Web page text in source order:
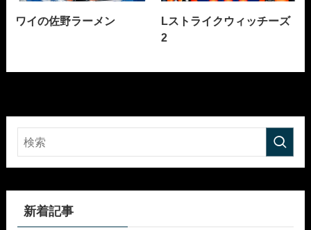
ワイの佐野ラーメン
Lストライクウィッチーズ
2
新着記事